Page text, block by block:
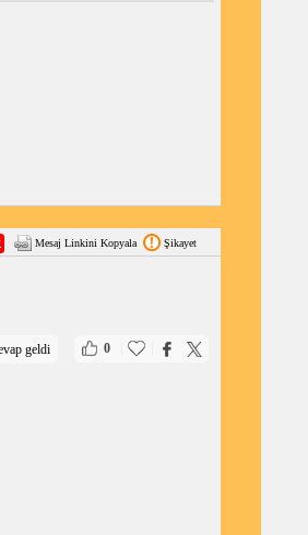
Mesaj Linkini Kopyala Şikayet
0
geldi